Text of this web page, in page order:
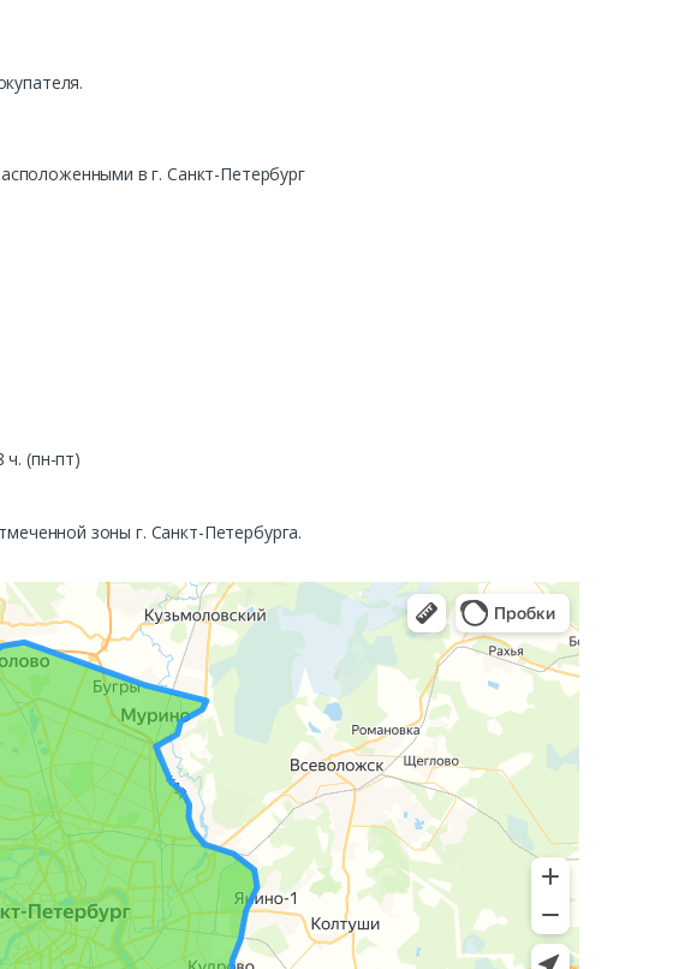
в г. Санкт-Петербург
ч. (пн-пт)
зоны г. Санкт-Петербурга.